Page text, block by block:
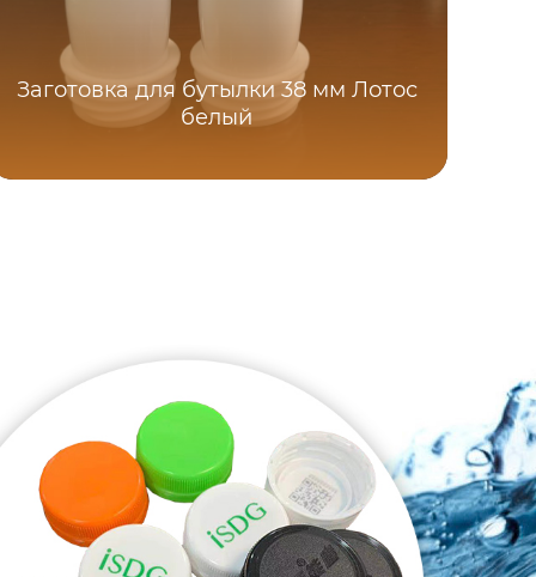
Заготовка для бутылки 38 мм Лотос
белый